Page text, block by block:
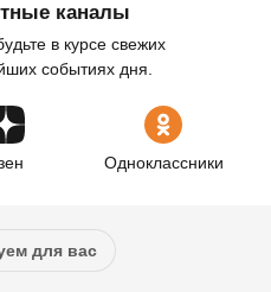
каналы
в курсе свежих
событиях дня.
Одноклассники
для вас